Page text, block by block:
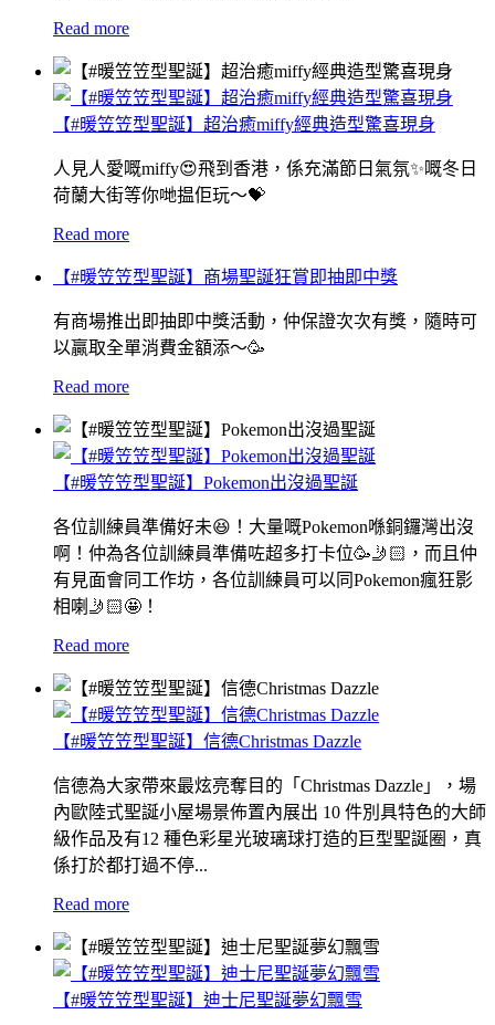
Read more
【#暖笠笠型聖誕】超治癒miffy經典造型驚喜現身
人見人愛嘅miffy😍飛到香港，係充滿節日氣氛✨嘅冬日
荷蘭大街等你哋揾佢玩〜💝
Read more
【#暖笠笠型聖誕】商場聖誕狂賞即抽即中獎
有商場推出即抽即中獎活動，仲保證次次有獎，隨時可
以贏取全單消費金額添～🥳
Read more
【#暖笠笠型聖誕】Pokemon出沒過聖誕
各位訓練員準備好未😆！大量嘅Pokemon喺銅鑼灣出沒
啊！仲為各位訓練員準備咗超多打卡位🥳🤳🏻，而且仲
有見面會同工作坊，各位訓練員可以同Pokemon瘋狂影
相喇🤳🏻🤩！
Read more
【#暖笠笠型聖誕】信德Christmas Dazzle
信德為大家帶來最炫亮奪目的「Christmas Dazzle」，場
內歐陸式聖誕小屋場景佈置內展出 10 件別具特色的大師
級作品及有12 種色彩星光玻璃球打造的巨型聖誕圈，真
係打於都打過不停...
Read more
【#暖笠笠型聖誕】迪士尼聖誕夢幻飄雪